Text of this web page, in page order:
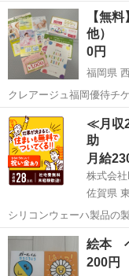
愛知 名古屋市 吹
【無
他）
0円
福岡県
クレアージュ福岡優待チ
ーポン …
福岡 福岡市 西鉄
≪月収
助
月給
株式会
佐賀県
シリコンウェーハ製品の
やカップルとの応募OK◎
実♪業務はクリーンルー
300円～の格安食堂あり！
佐賀 伊万里市
絵本
200円